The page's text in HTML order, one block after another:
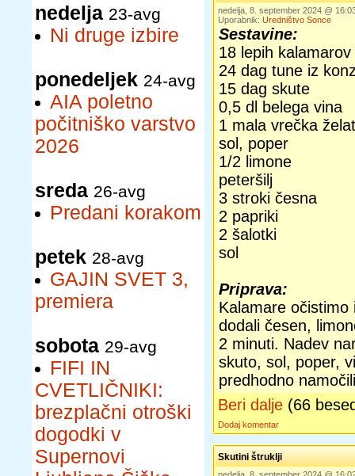
nedelja 23-avg
Ni druge izbire
ponedeljek 24-avg
AIA poletno
počitniško varstvo
2026
sreda 26-avg
Predani korakom
petek 28-avg
GAJIN SVET 3,
premiera
sobota 29-avg
FIFI IN
CVETLIČNIKI:
brezplačni otroški
dogodki v
Supernovi
nedelja, 8. september 2024 @
Uporabnik: Uredništvo Sonce
Sestavine:
18 lepih kalamarov
24 dag tune iz
15 dag skute
0,5 dl belega vina
1 mala vrečka
sol, poper
1/2 limone
peteršilj
3 stroki česna
2 papriki
2 šalotki
sol
Priprava:
Kalamare
dodali česen,
2 minuti. Nadev
skuto, sol, poper,
predhodno
Beri dalje (66
Dodaj komentar
Skutini štruklji